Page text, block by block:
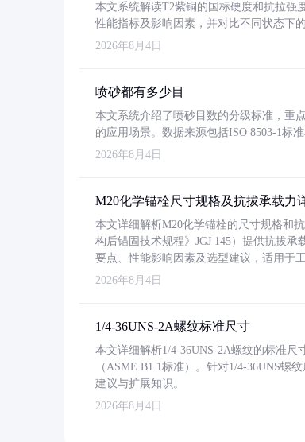
本文系统解读T2紫铜的国标硬度和抗拉强
性能指标及影响因素，并对比不同状态下
2026年8月4日
喷砂都有多少目
本文系统介绍了喷砂目数的分级标准，重
的应用场景。数据来源包括ISO 8503-1标
2026年8月4日
M20化学锚栓尺寸规格及抗拔承载力
本文详细解析M20化学锚栓的尺寸规格和
构后锚固技术规程》JGJ 145）提供抗拔
要点、性能影响因素及选型建议，适用于
2026年8月4日
1/4-36UNS-2A螺纹标准尺寸
本文详细解析1/4-36UNS-2A螺纹的标准
（ASME B1.1标准）。针对1/4-36UNS
建议与扩展知识。
2026年8月4日